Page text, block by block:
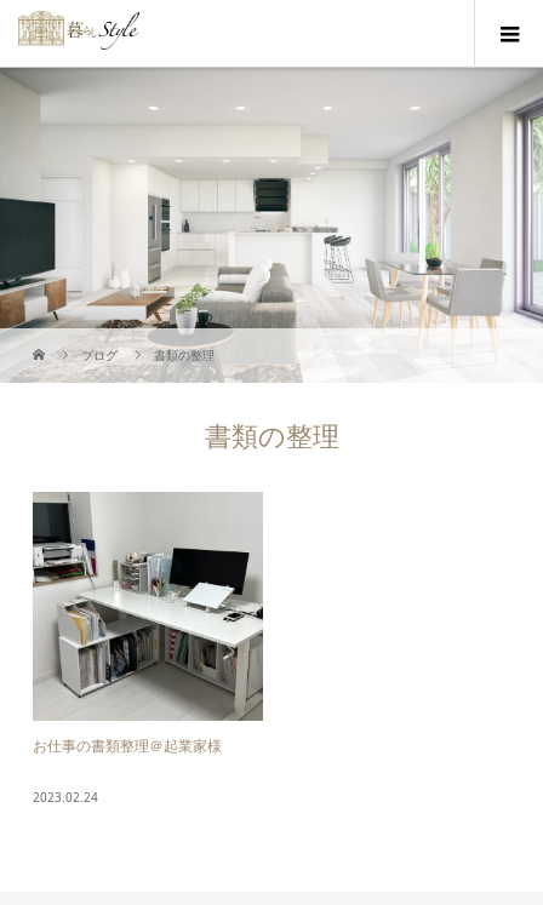
ブログ 書類の整理
書類の整理
お仕事の書類整理＠起業家様
2023.02.24